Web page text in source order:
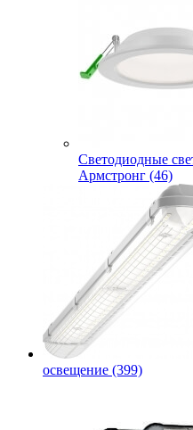
Cветодиодные
Армстронг (46)
освещение (399)